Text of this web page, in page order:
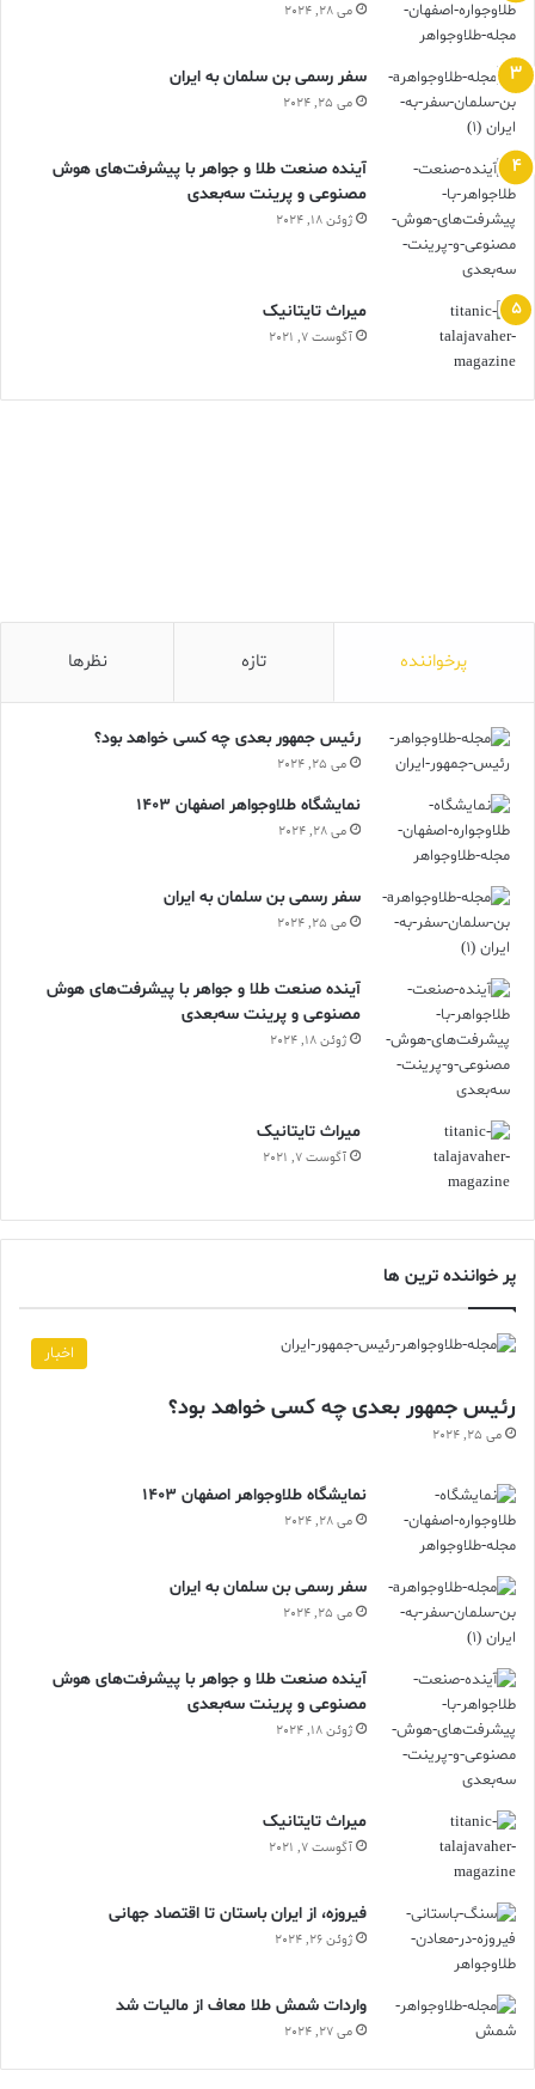
اقتصاد کلان
بورس
تجارت تهران
طلا
طلاوجواهر
قیمت طلا
گروه نشریات طلا و جواهر ایران
میترا فخر موحدی
می 28, 2024
سفر رسمی بن سلمان به ایران
می 25, 2024
آینده صنعت طلا و جواهر با پیشرفت‌های هوش
مصنوعی و پرینت سه‌بعدی
ژوئن 18, 2024
ميراث تايتانيک
آگوست 7, 2021
پرخواننده تازه نظرها
رئیس جمهور بعدی چه کسی خواهد بود؟
می 25, 2024
نمایشگاه طلاوجواهر اصفهان 1403
می 28, 2024
سفر رسمی بن سلمان به ایران
می 25, 2024
آینده صنعت طلا و جواهر با پیشرفت‌های هوش
مصنوعی و پرینت سه‌بعدی
ژوئن 18, 2024
ميراث تايتانيک
آگوست 7, 2021
پر خواننده ترین ها
اخبار
رئیس جمهور بعدی چه کسی خواهد بود؟
می 25, 2024
نمایشگاه طلاوجواهر اصفهان 1403
می 28, 2024
سفر رسمی بن سلمان به ایران
می 25, 2024
آینده صنعت طلا و جواهر با پیشرفت‌های هوش
مصنوعی و پرینت سه‌بعدی
ژوئن 18, 2024
ميراث تايتانيک
آگوست 7, 2021
فیروزه، از ایران باستان تا اقتصاد جهانی
ژوئن 26, 2024
واردات شمش طلا معاف از مالیات شد
می 27, 2024